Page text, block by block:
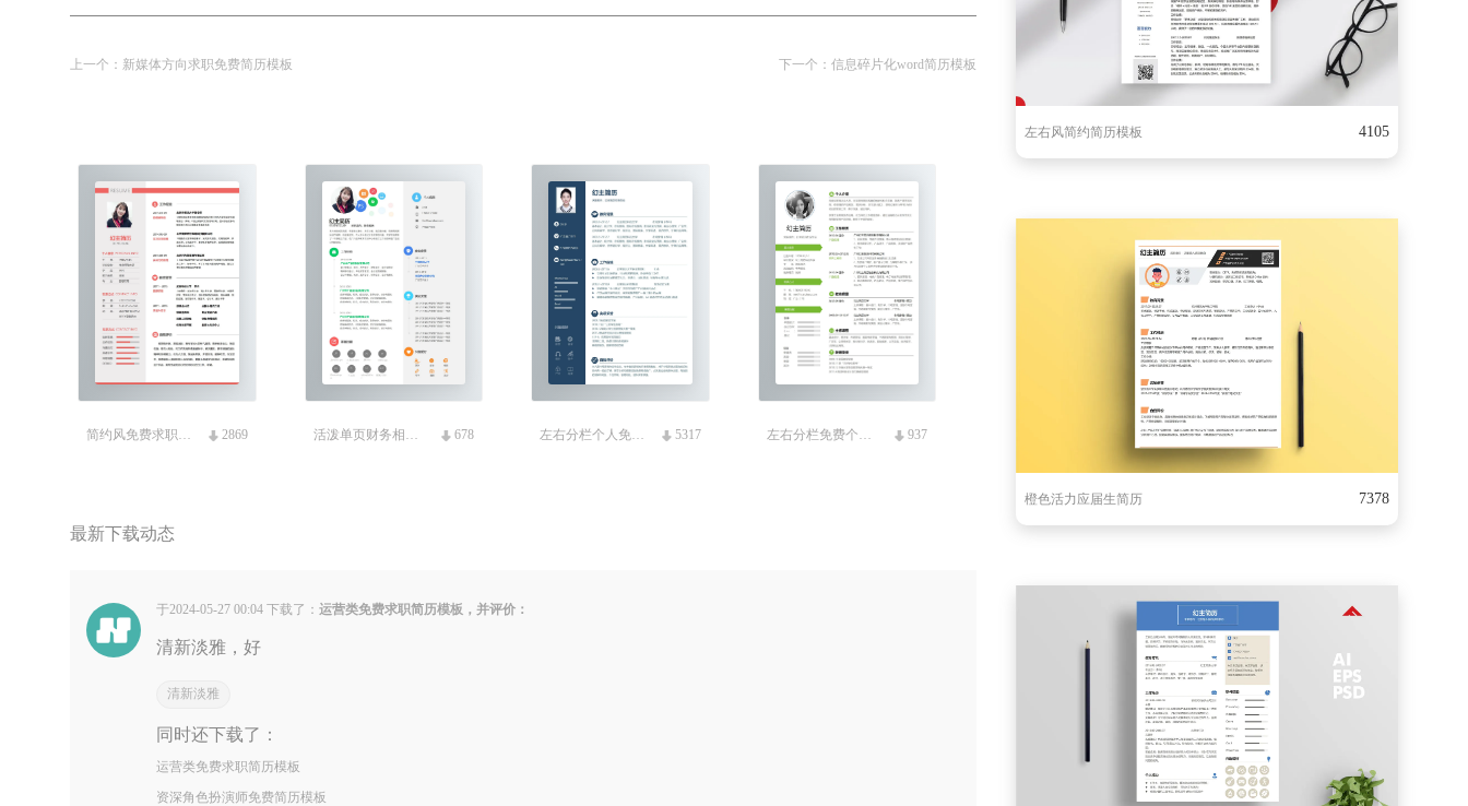
上一个： 新媒体方向求职免费简历模板 下一个：信息碎片化word简历模板
简约风免费求职简历模板 2869 活泼单页财务相关免费简历 678 左右分栏个人免费简历模板 5317 左右分栏免费个人简历 937
最新下载动态
于2024-05-27 00:04 下载了：运营类免费求职简历模板，并评价：
清新淡雅，好
清新淡雅
同时还下载了：
运营类免费求职简历模板
资深角色扮演师免费简历模板
左右风简约简历模板 4105
橙色活力应届生简历 7378